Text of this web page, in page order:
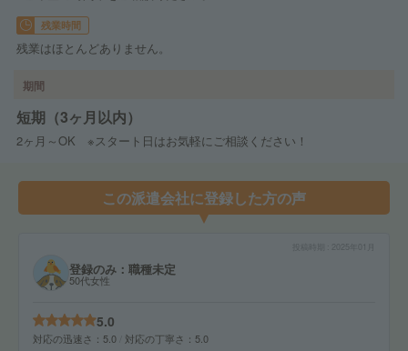
残業時間
残業はほとんどありません。
期間
短期（3ヶ月以内）
2ヶ月～OK ※スタート日はお気軽にご相談ください！
この派遣会社に登録した方の声
2025年01月
登録のみ：職種未定
50代女性
5.0
対応の迅速さ 5.0 対応の丁寧さ 5.0